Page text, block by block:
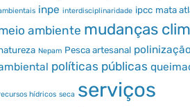
inpe interdisciplinaridade ipcc mata
ambiente mudanças
Nepam Pesca artesanal polinização
políticas públicas
hídricos seca serviços